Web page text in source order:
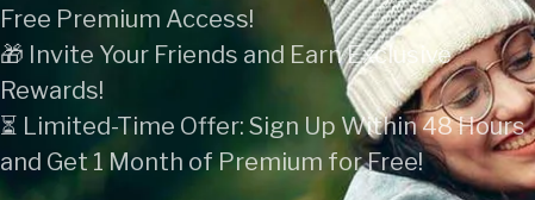
Free Premium Access!
🎁 Invite Your Friends and Earn Exclusive
Rewards!
⏳ Limited-Time Offer: Sign Up Within 48 Hours
and Get 1 Month of Premium for Free!